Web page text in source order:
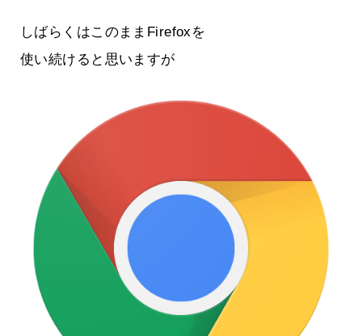
しばらくはこのままFirefoxを
使い続けると思いますが